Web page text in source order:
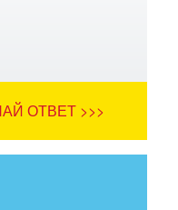
ОТВЕТ >>>